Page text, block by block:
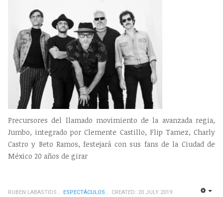
Precursores del llamado movimiento de la avanzada regia,
Jumbo, integrado por Clemente Castillo, Flip Tamez, Charly
Castro y Beto Ramos, festejará con sus fans de la Ciudad de
México 20 años de girar
RUBEN LABASTIDS ESPECTÁCULOS CREATED: 20 JULY 2019